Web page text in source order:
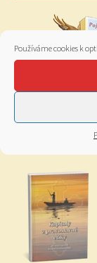
Používáme cookies k